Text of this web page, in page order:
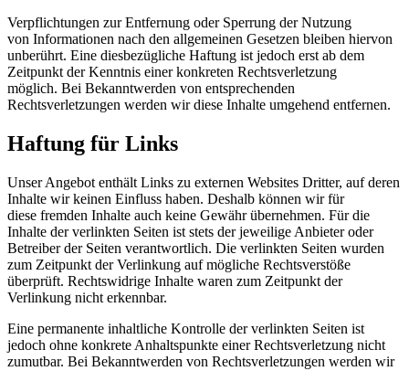
Verpflichtungen zur Entfernung oder Sperrung der Nutzung
von Informationen nach den allgemeinen Gesetzen bleiben hiervon
unberührt. Eine diesbezügliche Haftung ist jedoch erst ab dem
Zeitpunkt der Kenntnis einer konkreten Rechtsverletzung
möglich. Bei Bekanntwerden von entsprechenden
Rechtsverletzungen werden wir diese Inhalte umgehend entfernen.
Haftung für Links
Unser Angebot enthält Links zu externen Websites Dritter, auf deren
Inhalte wir keinen Einfluss haben. Deshalb können wir für
diese fremden Inhalte auch keine Gewähr übernehmen. Für die
Inhalte der verlinkten Seiten ist stets der jeweilige Anbieter oder
Betreiber der Seiten verantwortlich. Die verlinkten Seiten wurden
zum Zeitpunkt der Verlinkung auf mögliche Rechtsverstöße
überprüft. Rechtswidrige Inhalte waren zum Zeitpunkt der
Verlinkung nicht erkennbar.
Eine permanente inhaltliche Kontrolle der verlinkten Seiten ist
jedoch ohne konkrete Anhaltspunkte einer Rechtsverletzung nicht
zumutbar. Bei Bekanntwerden von Rechtsverletzungen werden wir